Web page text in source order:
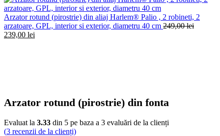
Arzator rotund (pirostrie) din aliaj Harlem® Palio , 2 robineti, 2
arzatoare, GPL, interior si exterior, diametru 40 cm 249,00leiPrețul
239,00 lei
Arzator rotund (pirostrie) din fonta
Evaluat la 3.33 din 5 pe baza a 3 evaluări de la clienți
(3 recenzii de la clienți)